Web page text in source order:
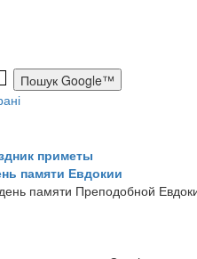
приметы
памяти Евдокии
памяти Преподобной